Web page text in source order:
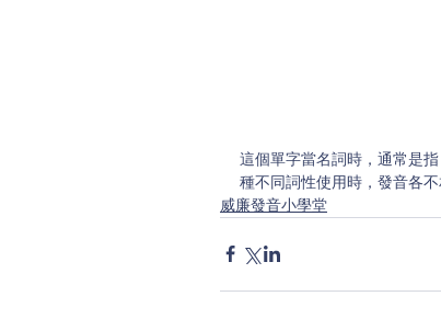
這個單字當名詞時，通常是
種不同詞性使用時，發音各
威廉發音小學堂